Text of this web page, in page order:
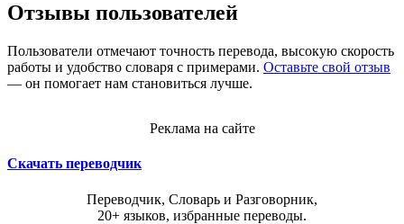
Отзывы пользователей
Пользователи отмечают точность перевода, высокую скорость
работы и удобство словаря с примерами. Оставьте свой отзыв
— он помогает нам становиться лучше.
Реклама на сайте
Скачать переводчик
Переводчик, Словарь и Разговорник,
20+ языков, избранные переводы.